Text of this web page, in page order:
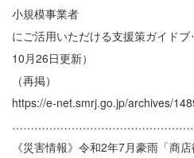
小規模事業者
にご活用いただける支援策ガイド
10月26日更新）
（再掲）
https://e-net.smrj.go.jp/archives/
《災害情報》令和2年7月豪雨「商